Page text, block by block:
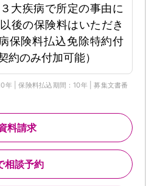
大疾病で所定の事由に
後の保険料はいただき
保険料払込免除特約付
約のみ付加可能）
年 | 保険料払込期間：10年 | 募集文書番
相談予約
料請求